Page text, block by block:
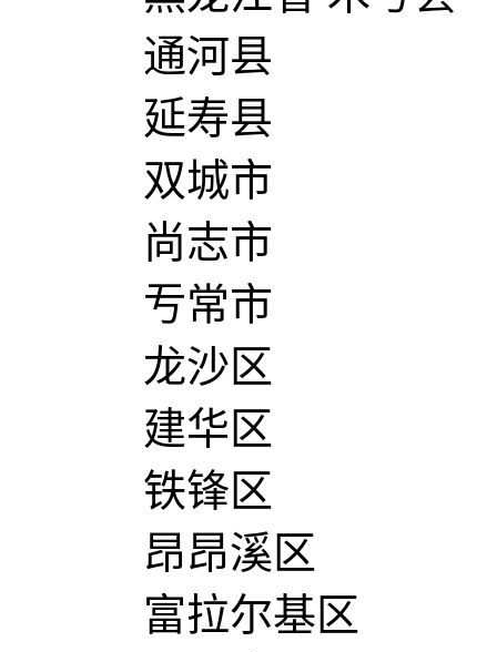
通河县
延寿县
双城市
尚志市
亐常市
龙沙区
建华区
铁锋区
昂昂溪区
富拉尔基区